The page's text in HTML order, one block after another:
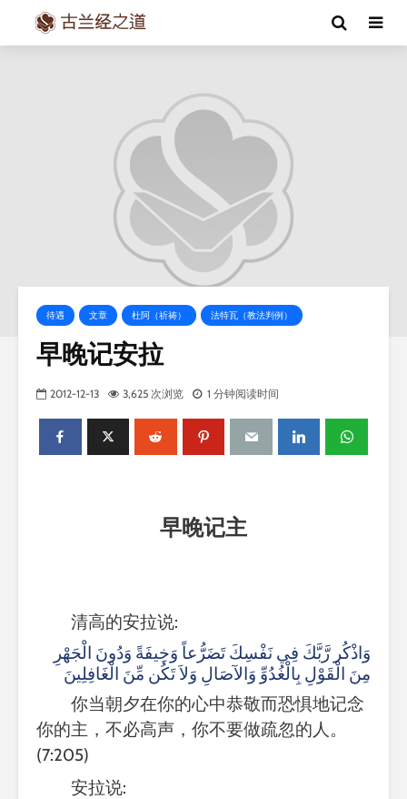
待遇 文章 杜阿（祈祷） 法特瓦（教法判例）
早晚记安拉
2012-12-13 3,625 次浏览 1 分钟阅读时间
早晚记主
清高的安拉说:
وَاذْكُر رَّبَّكَ فِي نَفْسِكَ تَضَرُّعاً وَخِيفَةً وَدُونَ الْجَهْرِ
مِنَ الْقَوْلِ بِالْغُدُوِّ وَالآصَالِ وَلاَ تَكُن مِّنَ الْغَافِلِينَ
你当朝夕在你的心中恭敬而恐惧地记念
你的主，不必高声，你不要做疏忽的人。
(7:205)
安拉说: